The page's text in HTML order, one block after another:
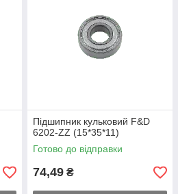
Підшипник кульковий F&D
6202-ZZ (15*35*11)
Готово до відправки
74,49 ₴